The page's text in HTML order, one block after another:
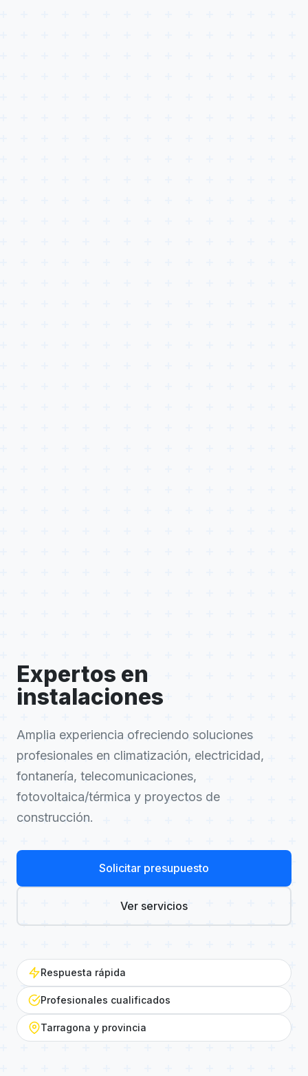
Expertos en
instalaciones
Amplia experiencia ofreciendo soluciones
profesionales en climatización, electricidad,
fontanería, telecomunicaciones,
fotovoltaica/térmica y proyectos de
construcción.
Solicitar presupuesto
Ver servicios
Respuesta rápida
Profesionales cualificados
Tarragona y provincia